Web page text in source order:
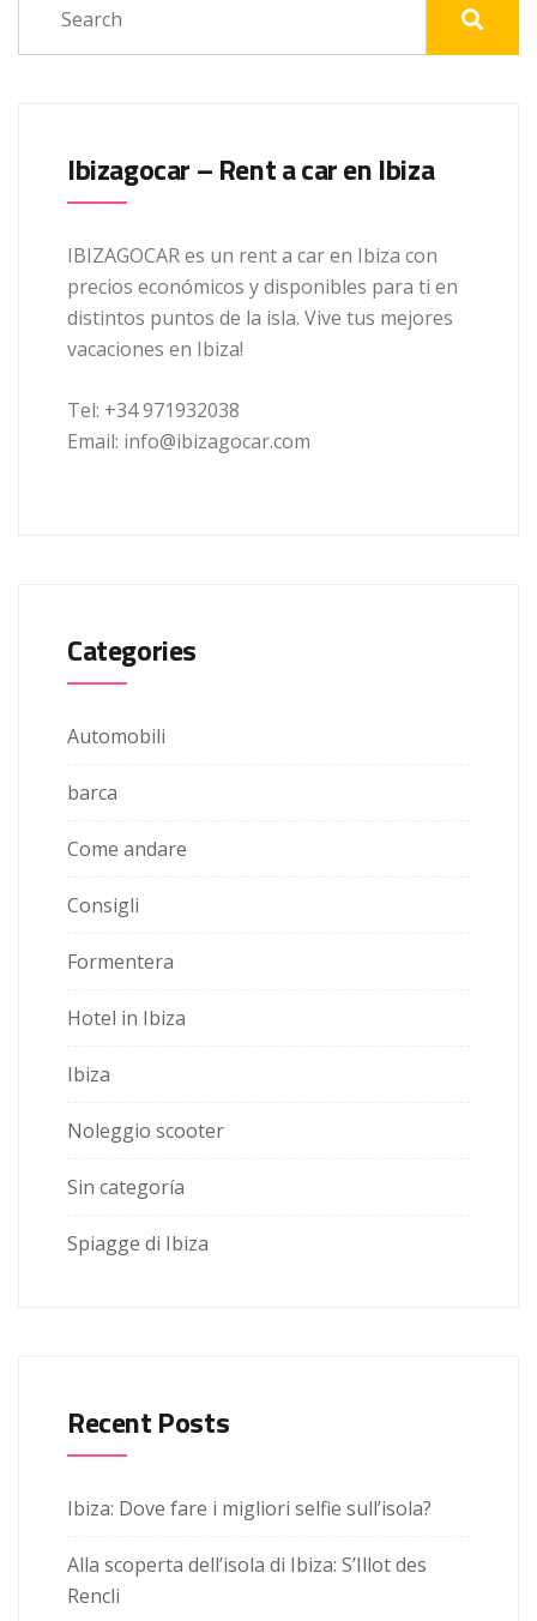
Ibizagocar – Rent a car en Ibiza
IBIZAGOCAR es un rent a car en Ibiza con
precios económicos y disponibles para ti en
distintos puntos de la isla. Vive tus mejores
vacaciones en Ibiza!
Tel: +34 971932038
Email: info@ibizagocar.com
Categories
Automobili
barca
Come andare
Consigli
Formentera
Hotel in Ibiza
Ibiza
Noleggio scooter
Sin categoría
Spiagge di Ibiza
Recent Posts
Ibiza: Dove fare i migliori selfie sull’isola?
Alla scoperta dell’isola di Ibiza: S’Illot des
Rencli